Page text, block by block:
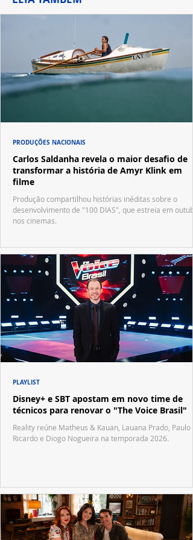
Carlos Saldanha revela o maior desafio de
transformar a história de Amyr Klink em
filme
Produção compartilhou histórias inéditas sobre o
desenvolvimento de "100 DIAS", que estreia em
nos cinemas.
PRODUÇÕES NACIONAIS
Disney+ e SBT apostam em novo time de
técnicos para renovar o "The Voice Brasil"
Reality reúne Matheus & Kauan, Lauana Prado, Paulo
Ricardo e Diogo Nogueira na temporada 2026.
PLAYLIST